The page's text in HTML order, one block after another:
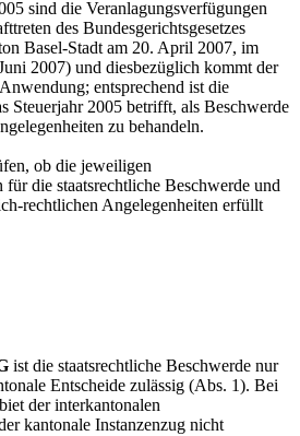
sind die Veranlagungsverfügungen
des Bundesgerichtsgesetzes
Basel-Stadt am 20. April 2007, im
2007) und diesbezüglich kommt der
entsprechend ist die
Steuerjahr 2005 betrifft, als Beschwerde
zu behandeln.
ob die jeweiligen
für die staatsrechtliche Beschwerde und
rechtlichen Angelegenheiten erfüllt
ist die staatsrechtliche Beschwerde nur
Entscheide zulässig (Abs. 1). Bei
der interkantonalen
kantonale Instanzenzug nicht